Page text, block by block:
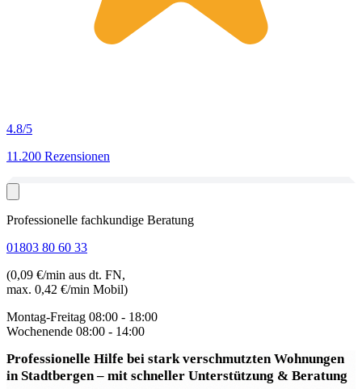
4.8/5
11.200 Rezensionen
Professionelle fachkundige Beratung
01803 80 60 33
(0,09 €/min aus dt. FN,
max. 0,42 €/min Mobil)
Montag-Freitag 08:00 - 18:00
Wochenende 08:00 - 14:00
Professionelle Hilfe bei stark verschmutzten Wohnungen
in Stadtbergen– mit schneller Unterstützung & Beratung